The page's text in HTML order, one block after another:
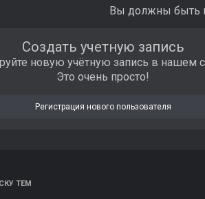
Вы должны быть
Создать учетную запись
новую учётную запись в нашем
Это очень просто!
Регистрация нового пользователя
ТЕМ